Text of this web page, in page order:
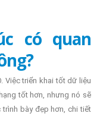
có quan
Việc triển khai tốt dữ liệu
tốt hơn, nhưng nó sẽ
bày đẹp hơn, chi tiết